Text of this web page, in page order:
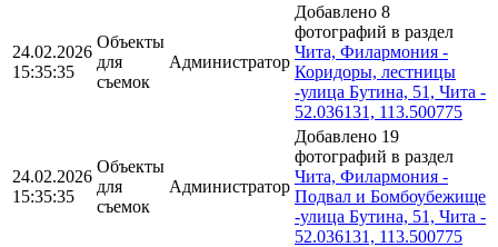
24.02.2026
15:35:35
Объекты
для
съемок
Администратор
Добавлено 8
фотографий в раздел
Чита, Филармония -
Коридоры, лестницы
-улица Бутина, 51, Чита -
52.036131, 113.500775
24.02.2026
15:35:35
Объекты
для
съемок
Администратор
Добавлено 19
фотографий в раздел
Чита, Филармония -
Подвал и Бомбоубежище
-улица Бутина, 51, Чита -
52.036131, 113.500775